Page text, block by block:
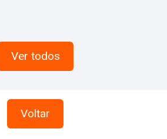
Ver todos
Voltar